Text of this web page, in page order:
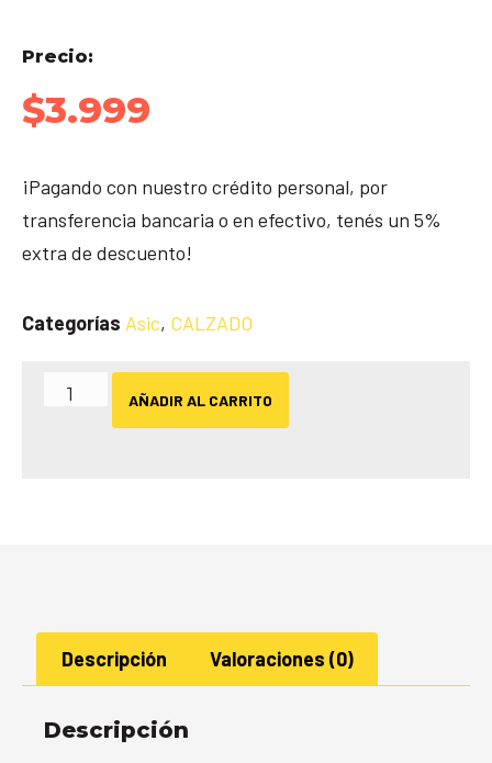
Precio:
$3.999
¡Pagando con nuestro crédito personal, por
transferencia bancaria o en efectivo, tenés un 5%
extra de descuento!
Categorías Asic, CALZADO
AÑADIR AL CARRITO
Descripción Valoraciones (0)
Descripción